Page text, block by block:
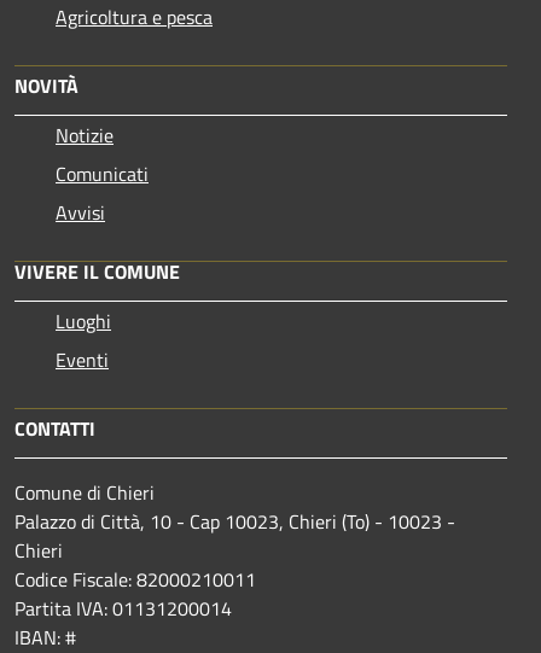
Agricoltura e pesca
NOVITÀ
Notizie
Comunicati
Avvisi
VIVERE IL COMUNE
Luoghi
Eventi
CONTATTI
Comune di Chieri
Palazzo di Città, 10 - Cap 10023, Chieri (To) - 10023 -
Chieri
Codice Fiscale: 82000210011
Partita IVA: 01131200014
IBAN: #